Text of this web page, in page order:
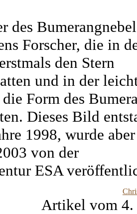
des
Forscher, die in
den Stern
und in der
Form des
Dieses Bild
1998, wurde
von der
ESA
Artikel vom 4.